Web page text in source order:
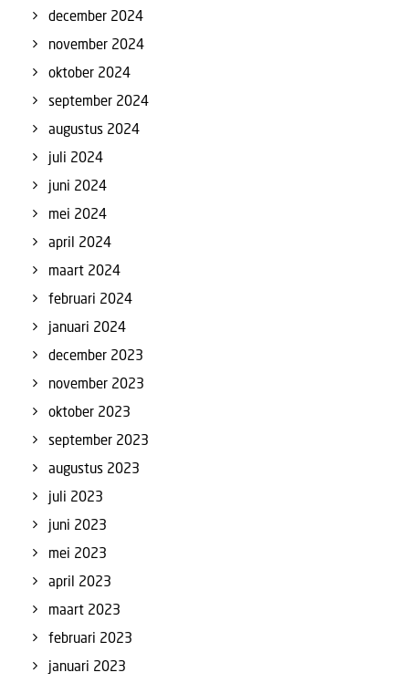
december 2024
november 2024
oktober 2024
september 2024
augustus 2024
juli 2024
juni 2024
mei 2024
april 2024
maart 2024
februari 2024
januari 2024
december 2023
november 2023
oktober 2023
september 2023
augustus 2023
juli 2023
juni 2023
mei 2023
april 2023
maart 2023
februari 2023
januari 2023